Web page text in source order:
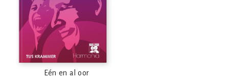
Eén en al oor